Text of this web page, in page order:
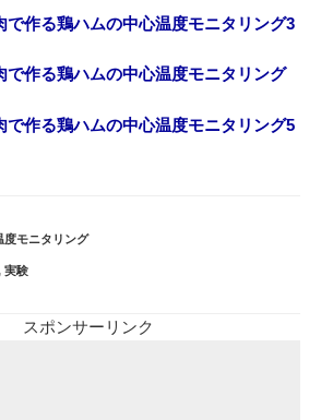
で作る鶏ハムの中心温度モニタリング3
で作る鶏ハムの中心温度モニタリング
で作る鶏ハムの中心温度モニタリング5
度モニタリング
実験
スポンサーリンク